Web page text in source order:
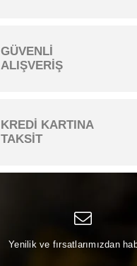
GÜVENLİ
ALIŞVERİŞ
KREDİ KARTINA
TAKSİT
Yenilik ve fırsatlarımızdan